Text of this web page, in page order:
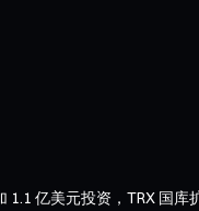
1.1 亿美元投资，TRX 国库